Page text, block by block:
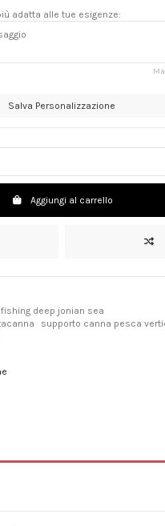
adatta alle tue esigenze:
Salva Personalizzazione
Aggiungi al carrello
fishing deep jonian sea
supporto canna pesca